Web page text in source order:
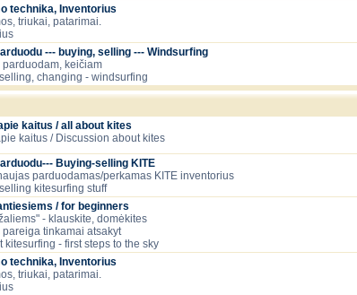
technika, Inventorius
triukai, patarimai.
--- buying, selling --- Windsurfing
parduodam, keičiam
changing - windsurfing
kaitus / all about kites
kaitus / Discussion about kites
Buying-selling KITE
parduodamas/perkamas KITE inventorius
kitesurfing stuff
/ for beginners
- klauskite, domėkites
pareiga tinkamai atsakyt
kitesurfing - first steps to the sky
technika, Inventorius
triukai, patarimai.